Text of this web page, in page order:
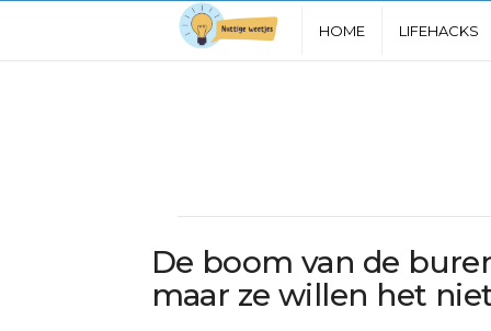
i
g
HOME LIFEHACKS
De boom van de
maar ze willen het